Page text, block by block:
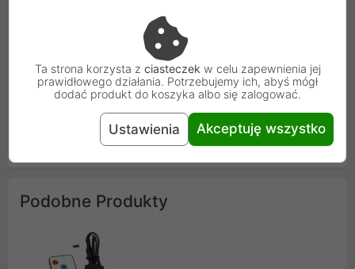
producenta
12 miesięcy
Uniwersalna informacja o bezpieczeństwie
Podobne Produkty
Ta strona korzysta z ciasteczek w celu zapewnienia jej
prawidłowego działania. Potrzebujemy ich, abyś mógł
dodać produkt do koszyka albo się zalogować.
Ustawienia Akceptuję wszystko